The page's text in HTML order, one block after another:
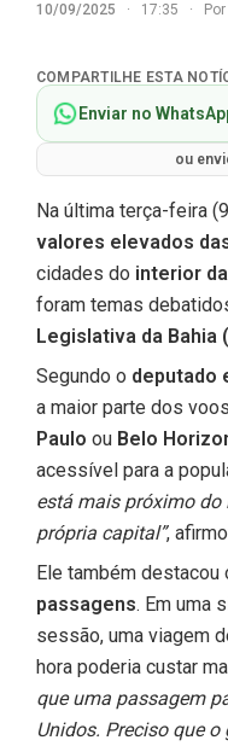
10/09/2025 · 17:35 · Por
COMPARTILHE ESTA
Enviar no
ou
Na última terça-feira
valores elevados
cidades do interior
foram temas
Legislativa da Bahia
Segundo o deputado
a maior parte dos
Paulo ou Belo
acessível para a
está mais próximo do
própria capital”,
Ele também destacou
passagens. Em uma
sessão, uma viagem
hora poderia custar
que uma passagem
Unidos. Preciso que